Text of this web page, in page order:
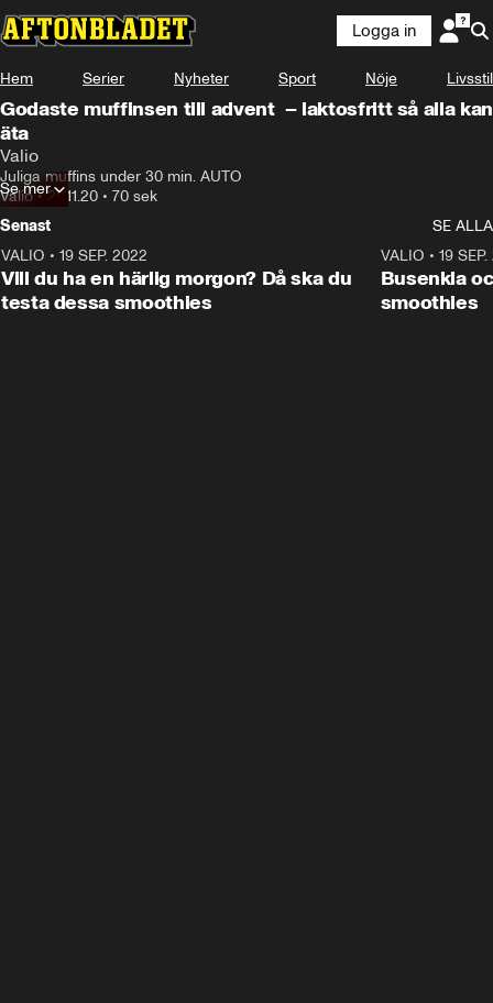
Annons
Annons från Valio
Logga in
Hem Serier Nyheter Sport Nöje Livsstil
Godaste muffinsen till advent – laktosfritt så alla kan
äta
Valio
Juliga muffins under 30 min. AUTO
Valio•20.11.20 • 70 sek
Se mer
Senast
SE ALLA
VALIO • 19 SEP. 2022
Vill du ha en härlig morgon? Då ska du
testa dessa smoothies
VALIO • 19
Busenkla
smoothies